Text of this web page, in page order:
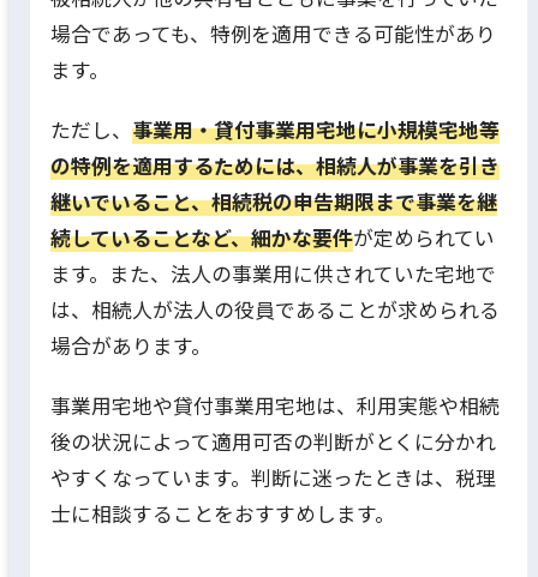
場合であっても、特例を適用できる可能性があり
ます。
ただし、 事業用・貸付事業用宅地に小規模宅地等
の特例を適用するためには、相続人が事業を引き
継いでいること、相続税の申告期限まで事業を継
続していることなど、細かな要件が定められてい
ます。また、法人の事業用に供されていた宅地で
は、相続人が法人の役員であることが求められる
場合があります。
事業用宅地や貸付事業用宅地は、利用実態や相続
後の状況によって適用可否の判断がとくに分かれ
やすくなっています。判断に迷ったときは、税理
士に相談することをおすすめします。